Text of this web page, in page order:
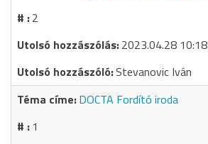
2
2023.04.28 10:18
Stevanovic Iván
DOCTA Fordító iroda
1